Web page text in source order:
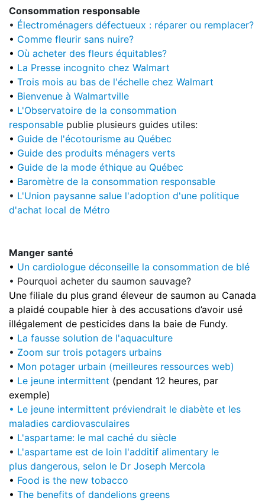
Consommation responsable
• Électroménagers défectueux : réparer ou remplacer?
• Comme fleurir sans nuire?
• Où acheter des fleurs équitables?
• La Presse incognito chez Walmart
• Trois mois au bas de l'échelle chez Walmart
• Bienvenue à Walmartville
• L'Observatoire de la consommation
responsable publie plusieurs guides utiles:
• Guide de l'écotourisme au Québec
• Guide des produits ménagers verts
• Guide de la mode éthique au Québec
• Baromètre de la consommation responsable
• L'Union paysanne salue l'adoption d'une politique
d'achat local de Métro
Manger santé
• Un cardiologue déconseille la consommation de blé
• Pourquoi acheter du saumon sauvage?
Une filiale du plus grand éleveur de saumon au Canada
a plaidé coupable hier à des accusations d’avoir usé
illégalement de pesticides dans la baie de Fundy.
• La fausse solution de l'aquaculture
• Zoom sur trois potagers urbains
• Mon potager urbain (meilleures ressources web)
• Le jeune intermittent (pendant 12 heures, par
exemple)
• Le jeune intermittent préviendrait le diabète et les
maladies cardiovasculaires
• L'aspartame: le mal caché du siècle
• L'aspartame est de loin l'additif alimentary le
plus dangerous, selon le Dr Joseph Mercola
• Food is the new tobacco
• The benefits of dandelions greens